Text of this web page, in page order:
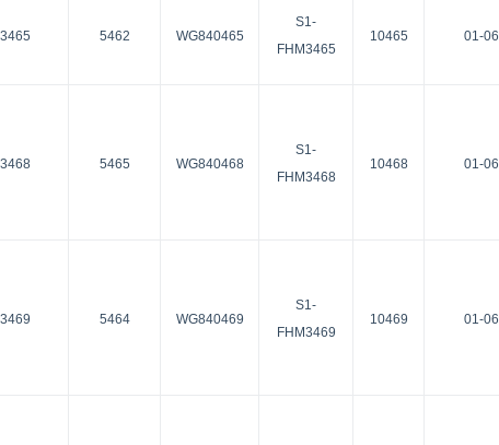
3465 5462 WG840465
S1-
FHM3465
10465 01-
3468 5465 WG840468
S1-
FHM3468
10468 01-
3469 5464 WG840469
S1-
FHM3469
10469 01-